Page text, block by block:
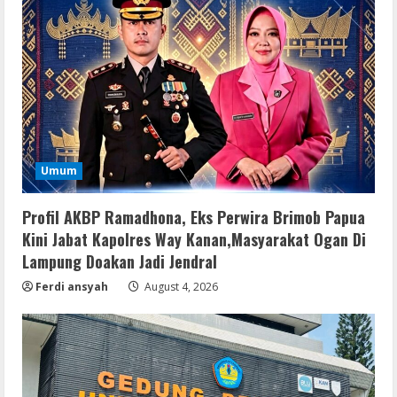
Umum
Profil AKBP Ramadhona, Eks Perwira Brimob Papua
Kini Jabat Kapolres Way Kanan,Masyarakat Ogan Di
Lampung Doakan Jadi Jendral
Ferdi ansyah August 4, 2026
2
Umum
Profil AKBP Ramadhona, Eks Perwira
Brimob Papua Kini Jabat Kapolres Way
Kanan
August 5, 2026
Umum
Profil AKBP Ramadhona, Eks Perwira
Brimob Papua Kini Jabat Kapolres Way
Kanan,Masyarakat Ogan Di Lampung